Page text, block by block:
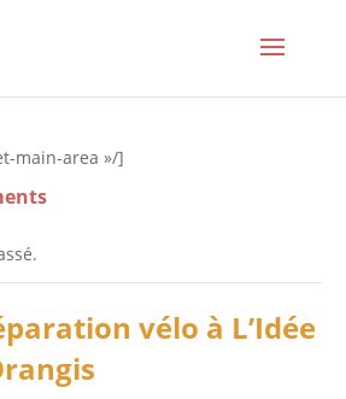
main-area »/]
vélo à L’Idée